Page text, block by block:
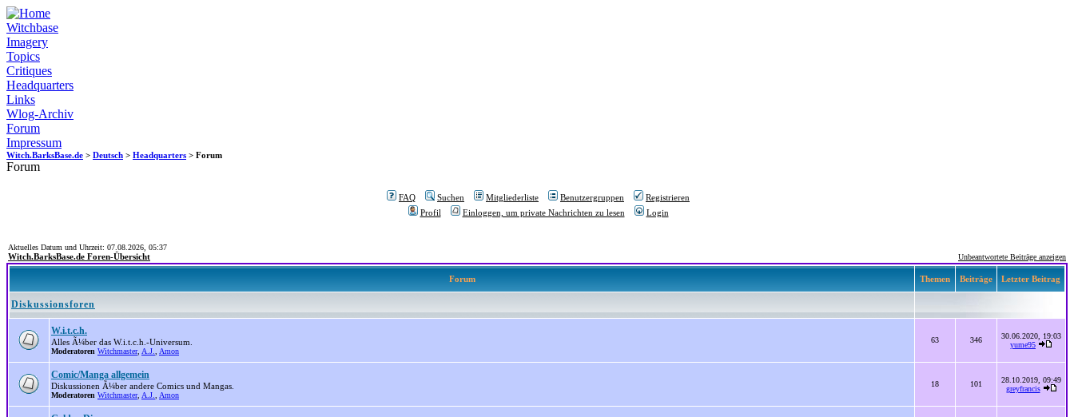
Witchbase
Imagery
Topics
Critiques
Headquarters
Links
Wlog-Archiv
Forum
Impressum
Witch.BarksBase.de > Deutsch > Headquarters > Forum
Forum
FAQ Suchen Mitgliederliste Benutzergruppen
Registrieren
Profil
Einloggen, um private Nachrichten zu lesen Login
Aktuelles Datum und Uhrzeit: 07.08.2026, 05:37
Witch.BarksBase.de Foren-Übersicht Unbeantwortete Beiträge anzeigen
Forum Themen Beiträge Letzter Beitrag
Diskussionsforen
W.i.t.c.h.
Alles Ã¼ber das W.i.t.c.h.-Universum.
Moderatoren Witchmaster, A.J. Amon
63 346
30.06.2020, 19:03
yume95
Comic/Manga allgemein
Diskussionen Ã¼ber andere Comics und Mangas.
Moderatoren Witchmaster, A.J. Amon
18 101
28.10.2019, 09:49
greyfrancis